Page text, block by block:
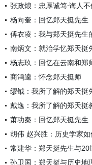
张政烺：忠厚诚笃·诲人
杨向奎：回忆郑天挺先生
傅衣凌：我与郑天挺先生
南炳文：就治学忆郑天挺
杨志玖：回忆在云南和郑
商鸿逵：怀念郑天挺师
缪钺：我所了解的郑天挺
戴逸：我所了解的郑天挺
萧功秦：回忆郑天挺先生
胡伟 赵兴胜：历史学家
常建华：郑天挺先生与
孙卫国：郑天挺与历史地